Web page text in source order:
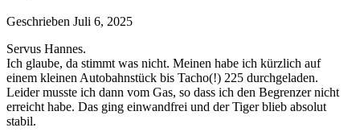
Geschrieben Juli 6, 2025
Servus Hannes.
Ich glaube, da stimmt was nicht. Meinen habe ich kürzlich auf
einem kleinen Autobahnstück bis Tacho(!) 225 durchgeladen.
Leider musste ich dann vom Gas, so dass ich den Begrenzer nicht
erreicht habe. Das ging einwandfrei und der Tiger blieb absolut
stabil.